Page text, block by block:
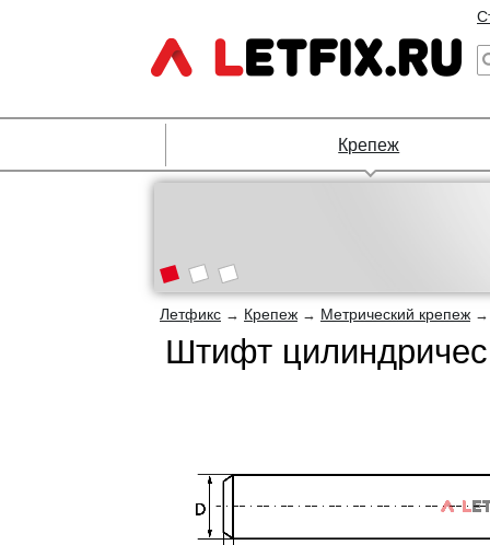
Крепеж
Летфикс → Крепеж → Метрический крепеж
Штифт